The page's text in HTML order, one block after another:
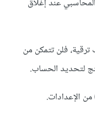
without-
جديدة عبر
عند إغلاق
فلن تتمكن من
لتحديد الحساب.